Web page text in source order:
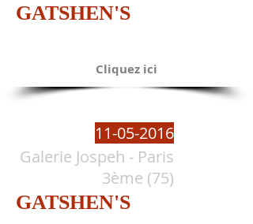
GATSHEN'S
Cliquez ici
11-05-2016
Galerie Jospeh - Paris
3ème (75)
GATSHEN'S